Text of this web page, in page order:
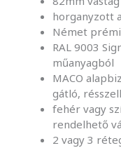
horganyzott
Német
RAL 9003
műanyagból
MACO
gátló,
fehér vagy
rendelhető
2 vagy 3